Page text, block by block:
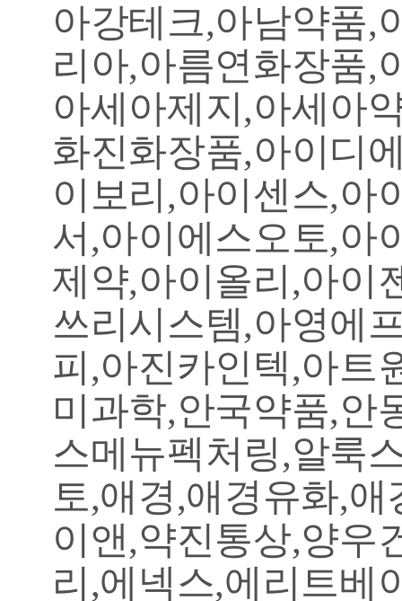
아강테크,아남약품,
리아,아름연화장품,
아세아제지,아세아
화진화장품,아이디
이보리,아이센스,아
서,아이에스오토,아
제약,아이올리,아이
쓰리시스템,아영에
피,아진카인텍,아트
미과학,안국약품,안
스메뉴펙처링,알룩
토,애경,애경유화,
이앤,약진통상,양우
리,에넥스,에리트베